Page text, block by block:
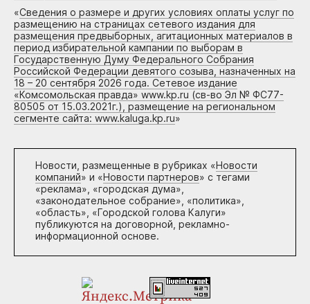
«Сведения о размере и других условиях оплаты услуг по
размещению на страницах сетевого издания для
размещения предвыборных, агитационных материалов в
период избирательной кампании по выборам в
Государственную Думу Федерального Собрания
Российской Федерации девятого созыва, назначенных на
18 – 20 сентября 2026 года. Сетевое издание
«Комсомольская правда» www.kp.ru (св-во Эл № ФС77-
80505 от 15.03.2021г.), размещение на региональном
сегменте сайта: www.kaluga.kp.ru»
Новости, размещенные в рубриках «Новости
компаний» и «Новости партнеров» с тегами
«реклама», «городская дума»,
«законодательное собрание», «политика»,
«область», «Городской голова Калуги»
публикуются на договорной, рекламно-
информационной основе.